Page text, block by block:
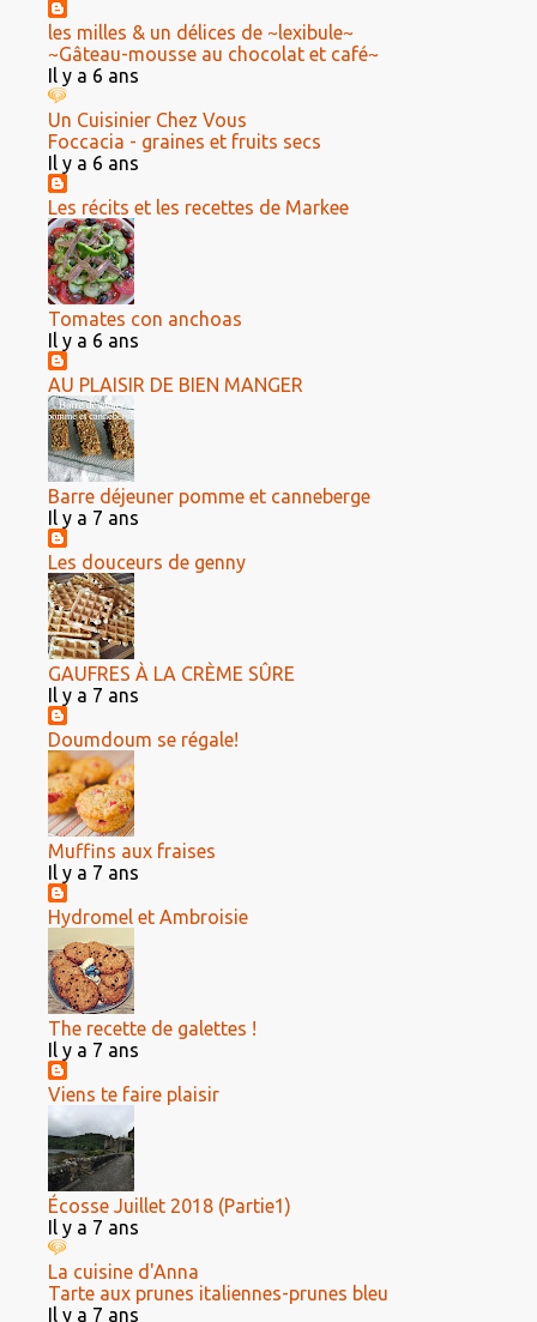
les milles & un délices de ~lexibule~
~Gâteau-mousse au chocolat et café~
Il y a 6 ans
Un Cuisinier Chez Vous
Foccacia - graines et fruits secs
Il y a 6 ans
Les récits et les recettes de Markee
Tomates con anchoas
Il y a 6 ans
AU PLAISIR DE BIEN MANGER
Barre déjeuner pomme et canneberge
Il y a 7 ans
Les douceurs de genny
GAUFRES À LA CRÈME SÛRE
Il y a 7 ans
Doumdoum se régale!
Muffins aux fraises
Il y a 7 ans
Hydromel et Ambroisie
The recette de galettes !
Il y a 7 ans
Viens te faire plaisir
Écosse Juillet 2018 (Partie1)
Il y a 7 ans
La cuisine d'Anna
Tarte aux prunes italiennes-prunes bleu
Il y a 7 ans